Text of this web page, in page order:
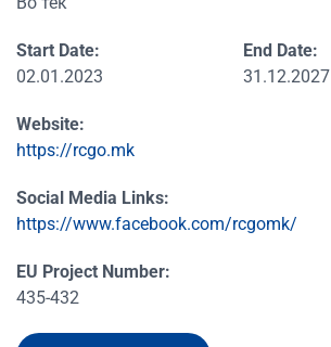
Start Date:
02.01.2023
End Date:
31.12.2027
Website:
https://rcgo.mk
Social Media Links:
https://www.facebook.com/rcgomk/
EU Project Number:
435-432